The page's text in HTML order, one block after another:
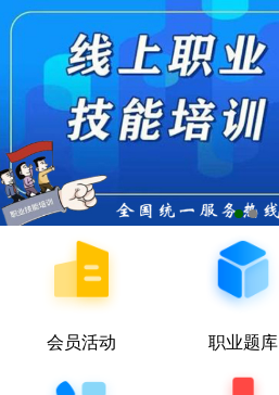
会员活动 职业题库